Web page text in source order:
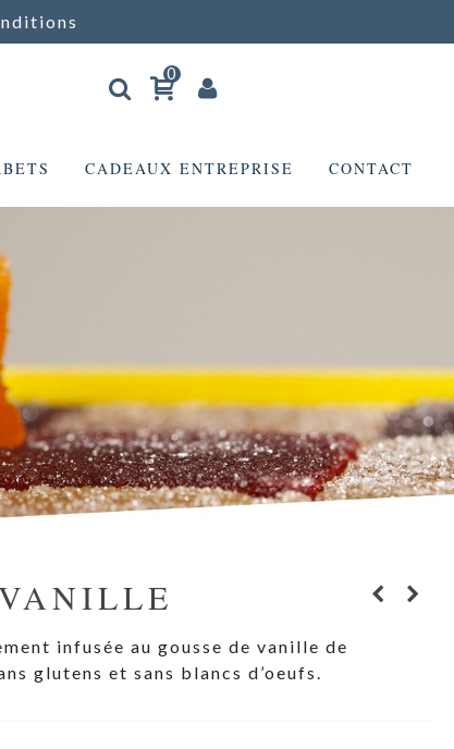
0
CADEAUX ENTREPRISE CONTACT
infusée au gousse de vanille de
glutens et sans blancs d’oeufs.